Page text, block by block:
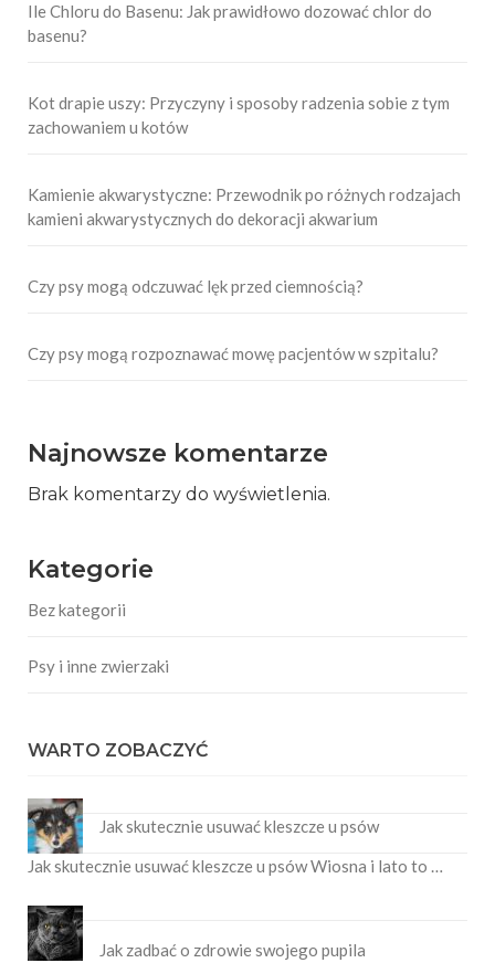
Ile Chloru do Basenu: Jak prawidłowo dozować chlor do
basenu?
Kot drapie uszy: Przyczyny i sposoby radzenia sobie z tym
zachowaniem u kotów
Kamienie akwarystyczne: Przewodnik po różnych rodzajach
kamieni akwarystycznych do dekoracji akwarium
Czy psy mogą odczuwać lęk przed ciemnością?
Czy psy mogą rozpoznawać mowę pacjentów w szpitalu?
Najnowsze komentarze
Brak komentarzy do wyświetlenia.
Kategorie
Bez kategorii
Psy i inne zwierzaki
WARTO ZOBACZYĆ
Jak skutecznie usuwać kleszcze u psów
Jak skutecznie usuwać kleszcze u psów Wiosna i lato to …
Jak zadbać o zdrowie swojego pupila